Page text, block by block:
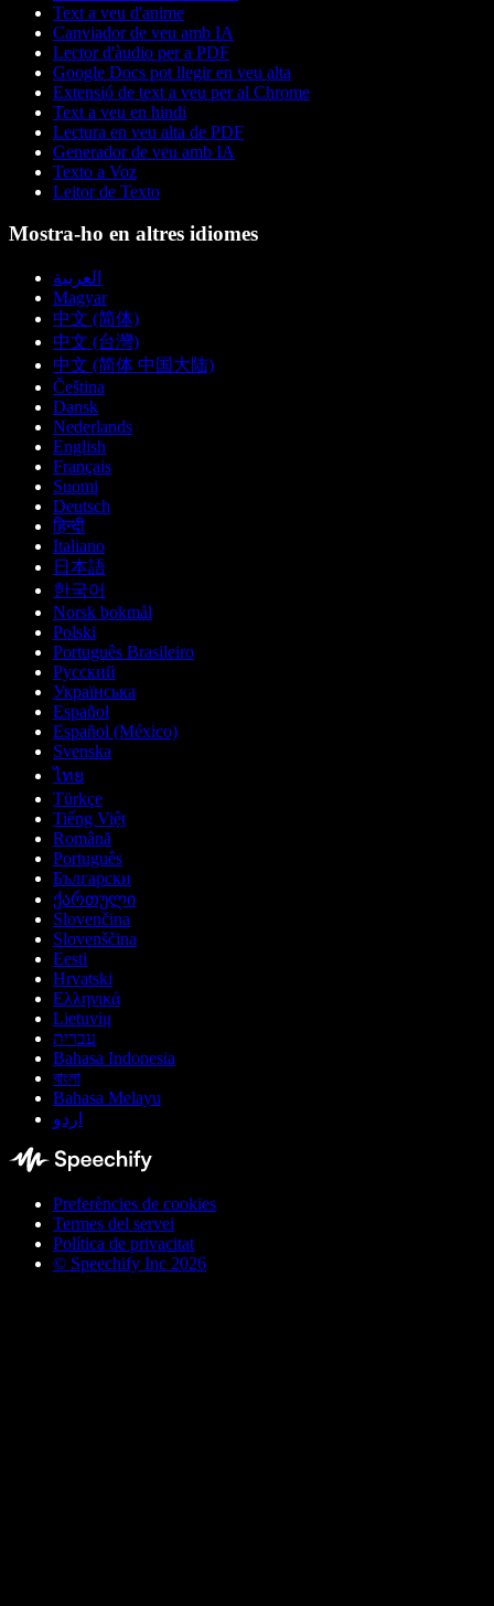
Text a veu d'anime
Canviador de veu amb IA
Lector d'àudio per a PDF
Google Docs pot llegir en veu alta
Extensió de text a veu per al Chrome
Text a veu en hindi
Lectura en veu alta de PDF
Generador de veu amb IA
Texto a Voz
Leitor de Texto
Mostra-ho en altres idiomes
العربية
Magyar
中文 (简体)
中文 (台灣)
中文 (简体 中国大陆)
Čeština
Dansk
Nederlands
English
Français
Suomi
Deutsch
हिन्दी
Italiano
日本語
한국어
Norsk bokmål
Polski
Português Brasileiro
Русский
Українська
Español
Español (México)
Svenska
ไทย
Türkçe
Tiếng Việt
Română
Português
Български
ქართული
Slovenčina
Slovenščina
Eesti
Hrvatski
Ελληνικά
Lietuvių
עברית
Bahasa Indonesia
বাংলা
Bahasa Melayu
اردو
Preferències de cookies
Termes del servei
Política de privacitat
© Speechify Inc 2026